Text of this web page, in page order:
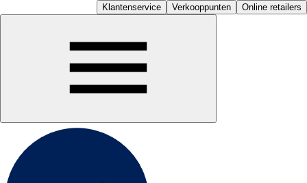
Klantenservice Verkooppunten Online retailers